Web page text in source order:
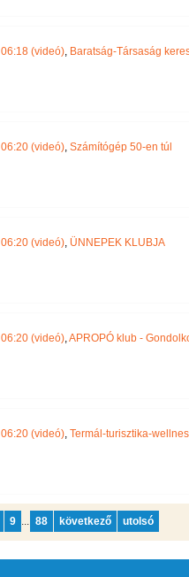
06:18 (videó), Baratság-Társaság
06:20 (videó), Számítógép 50-en túl
06:20 (videó), ÜNNEPEK KLUBJA
06:20 (videó),APROPÓ klub -
06:20 (videó), Termál-turisztika-
9 ... 88 következő utolsó